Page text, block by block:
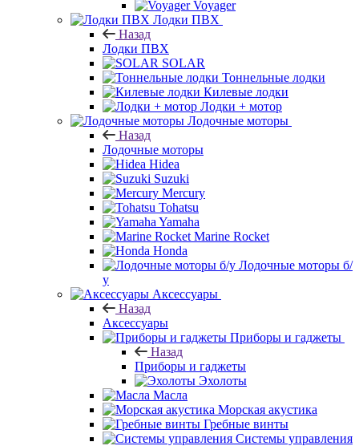
Voyager
Лодки ПВХ
Назад
Лодки ПВХ
SOLAR
Тоннельные лодки
Килевые лодки
Лодки + мотор
Лодочные моторы
Назад
Лодочные моторы
Hidea
Suzuki
Mercury
Tohatsu
Yamaha
Marine Rocket
Honda
Лодочные моторы б/
у
Аксессуары
Назад
Аксессуары
Приборы и гаджеты
Назад
Приборы и гаджеты
Эхолоты
Масла
Морская акустика
Гребные винты
Системы управления